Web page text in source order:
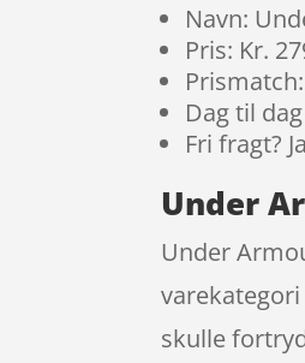
Navn:
Pris: Kr.
Prismatch:
Dag til
Fri fragt?
Under
Under
skulle